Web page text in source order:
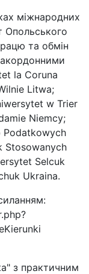
міжнародних
Опольського
та обмін
la Coruna
Litwa;
w Trier
Niemcy;
Podatkowych
Stosowanych
Selcuk
Ukraina.
з практичним